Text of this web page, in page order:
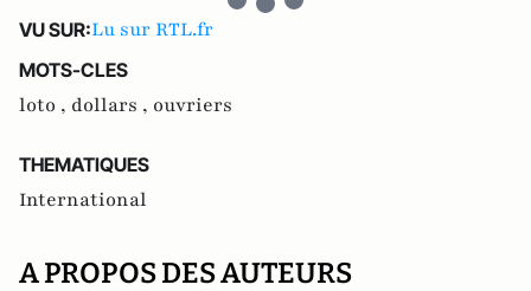
VU SUR:Lu sur RTL.fr
MOTS-CLES
loto , dollars , ouvriers
THEMATIQUES
International
A PROPOS DES AUTEURS